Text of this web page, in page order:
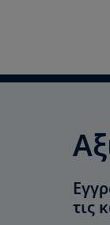
τις